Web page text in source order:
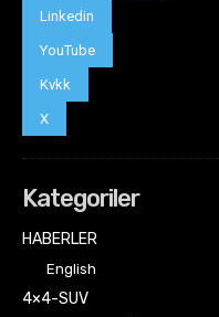
Linkedin
YouTube
Kvkk
X
Kategoriler
HABERLER
English
4×4-SUV